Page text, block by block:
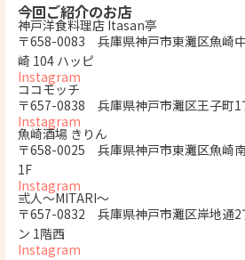
今回ご紹介のお店
神戸洋食料理店 Itasan亭
〒658-0083 兵庫県神戸市東灘区魚崎
崎 104 ハッピ
Instagram
ココモッチ
〒657-0838 兵庫県神戸市灘区王子町1
Instagram
魚崎酒場 きりん
〒658-0025 兵庫県神戸市東灘区魚崎
1F
Instagram
弎人〜MITARI〜
〒657-0832 兵庫県神戸市灘区岸地通2
ン 1階西
Instagram